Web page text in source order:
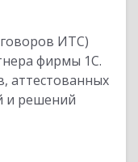
ИТС)
фирмы 1С.
аттестованных
и решений